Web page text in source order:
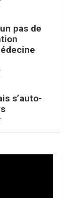
pas de
s’auto-